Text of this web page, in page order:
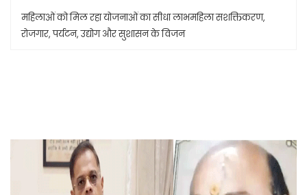
महिलाओं को मिल रहा योजनाओं का सीधा लाभमहिला सशक्तिकरण,
रोजगार, पर्यटन, उद्योग और सुशासन के विजन